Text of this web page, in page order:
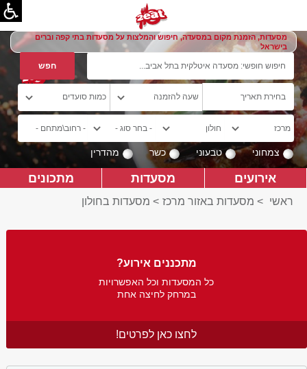
מסעדות, הזמנת מקום במסעדה, חיפוש והמלצות על מסעדות בתי קפה וברים
בישראל
צמחוני טבעוני כשר מהדרין
אירועים מסעדות מתכונים
ראשי > מסעדות באזור מרכז > מסעדות בחולון
מתכננים אירוע?
כל המסעדות וכל האפשרויות
במרחק לחיצה אחת
לחצו כאן לפרטים!